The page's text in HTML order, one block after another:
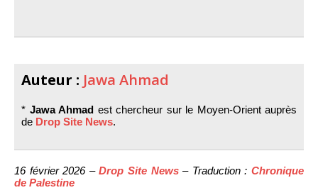
Auteur : Jawa Ahmad
* Jawa Ahmad est chercheur sur le Moyen-Orient auprès
de Drop Site News.
16 février 2026 –Drop Site News– Traduction :Chronique
de Palestine